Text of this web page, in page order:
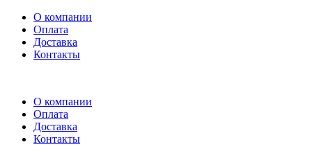
О компании
Оплата
Доставка
Контакты
О компании
Оплата
Доставка
Контакты